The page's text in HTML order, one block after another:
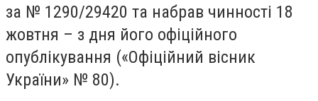
за № 1290/29420 та набрав чинності 18
жовтня – з дня його офіційного
опублікування («Офіційний вісник
України» № 80).